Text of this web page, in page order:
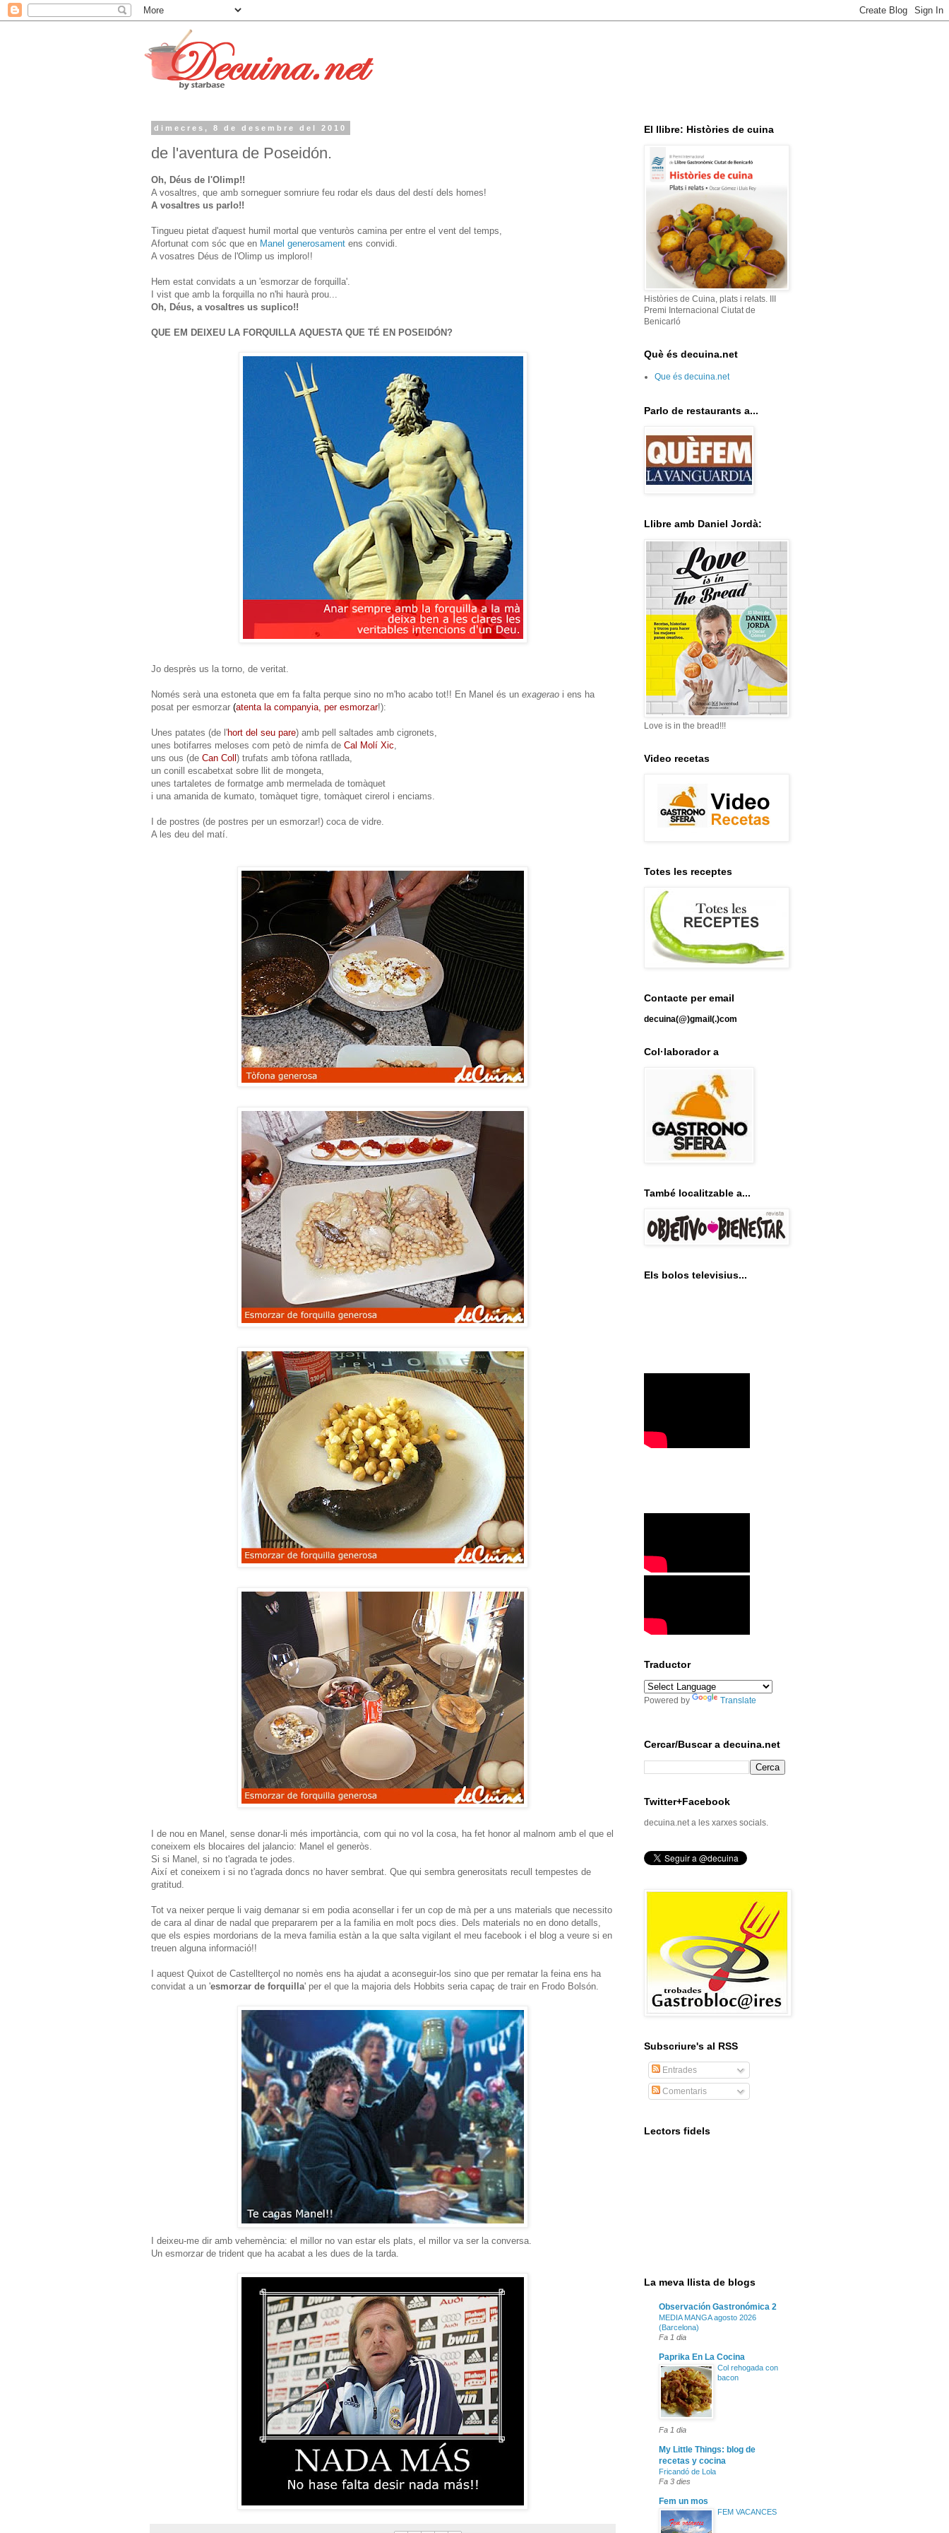
dimecres, 8 de desembre del 2010
de l'aventura de Poseidón.
Oh, Déus de l'Olimp!!
A vosaltres, que amb sorneguer somriure feu rodar els daus del destí dels homes!
A vosaltres us parlo!!
Tingueu pietat d'aquest humil mortal que venturòs camina per entre el vent del temps,
Afortunat com sóc que en Manel generosament ens convidi.
A vosatres Déus de l'Olimp us imploro!!
Hem estat convidats a un 'esmorzar de forquilla'.
I vist que amb la forquilla no n'hi haurà prou...
Oh, Déus, a vosaltres us suplico!!
QUE EM DEIXEU LA FORQUILLA AQUESTA QUE TÉ EN POSEIDÓN?
Jo desprès us la torno, de veritat.
Només serà una estoneta que em fa falta perque sino no m'ho acabo tot!! En Manel és un exagerao i ens ha
posat per esmorzar (atenta la companyia, per esmorzar!):
Unes patates (de l'hort del seu pare) amb pell saltades amb cigronets,
unes botifarres meloses com petò de nimfa de Cal Molí Xic
uns ous (de Can Coll) trufats amb tòfona ratllada,
un conill escabetxat sobre llit de mongeta,
unes tartaletes de formatge amb mermelada de tomàquet
i una amanida de kumato, tomàquet tigre, tomàquet cirerol i enciams.
I de postres (de postres per un esmorzar!) coca de vidre.
A les deu del matí.
I de nou en Manel, sense donar-li més importància, com qui no vol la cosa, ha fet honor al malnom amb el que el
coneixem els blocaires del jalancio: Manel el generòs.
Si si Manel, si no t'agrada te jodes.
Així et coneixem i si no t'agrada doncs no haver sembrat. Que qui sembra generositats recull tempestes de
gratitud.
Tot va neixer perque li vaig demanar si em podia aconsellar i fer un cop de mà per a uns materials que necessito
de cara al dinar de nadal que prepararem per a la familia en molt pocs dies. Dels materials no en dono detalls,
que els espies mordorians de la meva familia estàn a la que salta vigilant el meu facebook i el blog a veure si en
treuen alguna informació!!
I aquest Quixot de Castellterçol no nomès ens ha ajudat a aconseguir-los sino que per rematar la feina ens ha
convidat a un 'esmorzar de forquilla' per el que la majoria dels Hobbits seria capaç de trair en Frodo Bolsón.
I deixeu-me dir amb vehemència: el millor no van estar els plats, el millor va ser la conversa.
Un esmorzar de trident que ha acabat a les dues de la tarda.
El llibre: Històries de cuina
Històries de Cuina, plats i relats. III
Premi Internacional Ciutat de
Benicarló
Què és decuina.net
Que és decuina.net
Parlo de restaurants a...
Llibre amb Daniel Jordà:
Love is in the bread!!!
Video recetas
Totes les receptes
Contacte per email
decuina(@)gmail(.)com
Col·laborador a
També localitzable a...
Els bolos televisius...
Traductor
Powered by Translate
Cercar/Buscar a decuina.net
Twitter+Facebook
decuina.net a les xarxes socials.
Subscriure's al RSS
Entrades
Comentaris
Lectors fidels
La meva llista de blogs
Observación Gastronómica 2
MEDIA MANGA agosto 2026
(Barcelona)
Fa 1 dia
Paprika En La Cocina
Col rehogada con
bacon
Fa 1 dia
My Little Things: blog de
recetas y cocina
Fricandó de Lola
Fa 3 dies
Fem un mos
FEM VACANCES